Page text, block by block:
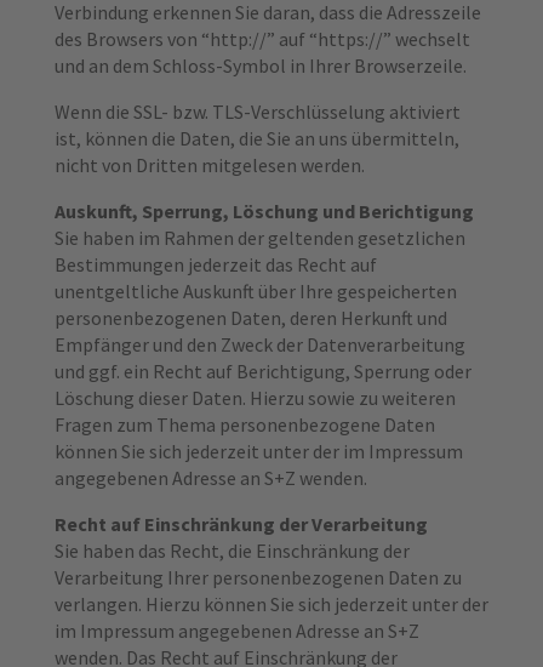
Verbindung erkennen Sie daran, dass die Adresszeile
des Browsers von “http://” auf “https://” wechselt
und an dem Schloss-Symbol in Ihrer Browserzeile.
Wenn die SSL- bzw. TLS-Verschlüsselung aktiviert
ist, können die Daten, die Sie an uns übermitteln,
nicht von Dritten mitgelesen werden.
Auskunft, Sperrung, Löschung und Berichtigung
Sie haben im Rahmen der geltenden gesetzlichen
Bestimmungen jederzeit das Recht auf
unentgeltliche Auskunft über Ihre gespeicherten
personenbezogenen Daten, deren Herkunft und
Empfänger und den Zweck der Datenverarbeitung
und ggf. ein Recht auf Berichtigung, Sperrung oder
Löschung dieser Daten. Hierzu sowie zu weiteren
Fragen zum Thema personenbezogene Daten
können Sie sich jederzeit unter der im Impressum
angegebenen Adresse an S+Z wenden.
Recht auf Einschränkung der Verarbeitung
Sie haben das Recht, die Einschränkung der
Verarbeitung Ihrer personenbezogenen Daten zu
verlangen. Hierzu können Sie sich jederzeit unter der
im Impressum angegebenen Adresse an S+Z
wenden. Das Recht auf Einschränkung der